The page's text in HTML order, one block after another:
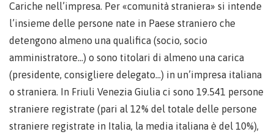
Cariche nell’impresa. Per «comunità straniera» si intende
l’insieme delle persone nate in Paese straniero che
detengono almeno una qualifica (socio, socio
amministratore…) o sono titolari di almeno una carica
(presidente, consigliere delegato…) in un’impresa italiana
o straniera. In Friuli Venezia Giulia ci sono 19.541 persone
straniere registrate (pari al 12% del totale delle persone
straniere registrate in Italia, la media italiana è del 10%),